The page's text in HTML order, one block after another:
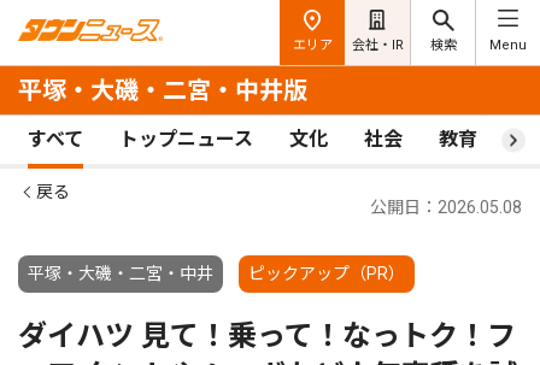
エリア 会社・IR 検索 Menu
平塚・大磯・二宮・中井版
すべて トップニュース 文化 社会 教育 ス
戻る
平塚・大磯・二宮・中井 ピックアップ（PR）
公開日：2026.05.08
ダイハツ 見て！乗って！なっトク！フ